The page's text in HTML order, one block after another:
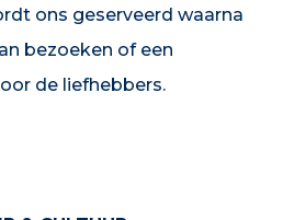
ons geserveerd waarna
bezoeken of een
de liefhebbers.